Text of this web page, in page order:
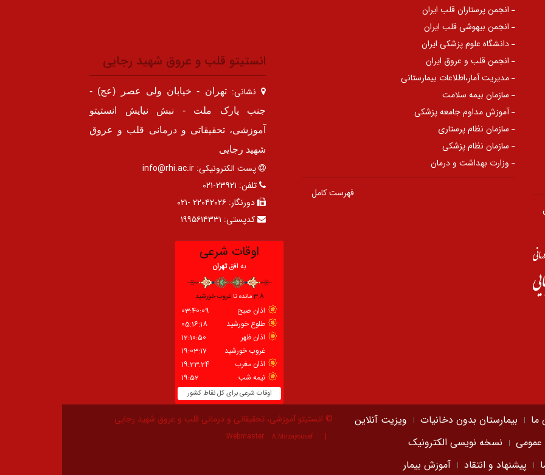
انجمن پرستاران قلب ایران
انجمن بیهوشی قلب ایران
دانشگاه علوم پزشکی ایران
انجمن قلب و عروق ایران
مدیریت آمار،اطلاعات بیمارستانی
سازمان بیمه سلامت
آموزش مداوم جامعه پزشکی
سازمان نظام پرستاری
سازمان نظام پزشکی
وزارت بهداشت و درمان
فهرست کامل
انستیتو قلب و عروق شهید رجایی
نشانی:تهران - خیابان ولی عصر (عج) -
جنب پارک ملت - نبش نیایش انستیتو
آموزشی، تحقیقاتی و درمانی قلب و عروق
شهید رجایی
پست الکترونیکی: info@rhi.ac.ir
تلفن: ۲۳۹۲۱-۰۲۱
دورنگار: ۲۲۰۴۲۰۲۶ -۰۲۱
کدپستی: ۱۹۹۵۶۱۴۳۳۱
ما بیمارستان بدون دخانیات
ویزیت آنلاین
عمومی
نسخه نویسی الکترونیک
پیشنهاد و انتقاد آموزش بیمار
© انستیتو آموزشی، تحقیقاتی و درمانی قلب و عروق شهید رجایی
Webmaster: A.Mirzayousef